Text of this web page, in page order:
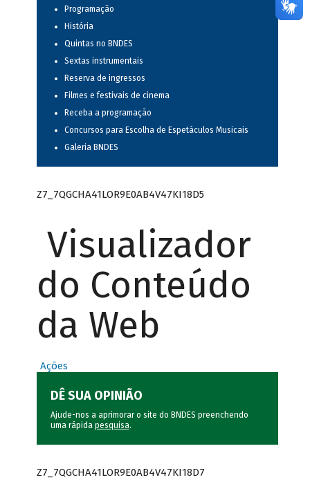
Programação
História
Quintas no BNDES
Sextas instrumentais
Reserva de ingressos
Filmes e festivais de cinema
Receba a programação
Concursos para Escolha de Espetáculos Musicais
Galeria BNDES
Z7_7QGCHA41LOR9E0AB4V47KI18D5
Visualizador
do Conteúdo
da Web
Ações
DÊ SUA OPINIÃO
Ajude-nos a aprimorar o site do BNDES preenchendo
uma rápida pesquisa.
Z7_7QGCHA41LOR9E0AB4V47KI18D7